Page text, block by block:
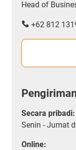
Head of
+62 812
Secara pribadi:
Senin - Jumat
Online: